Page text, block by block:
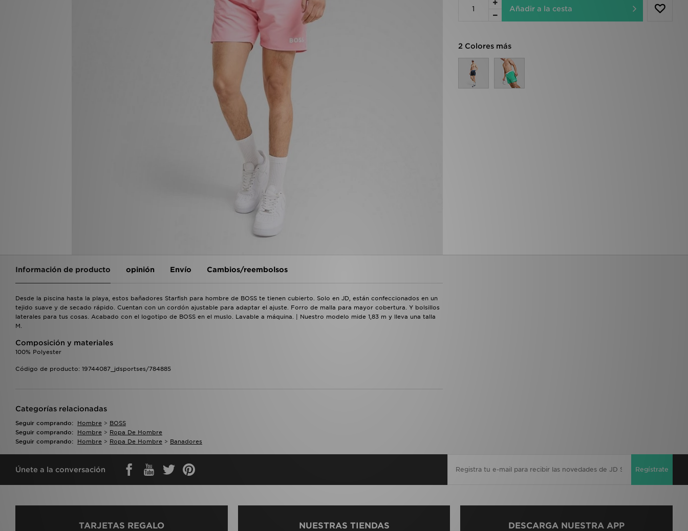
Añadir a la cesta
2 Colores más
Información de producto opinión Envío Cambios/reembolsos
Desde la piscina hasta la playa, estos bañadores Starfish para hombre de BOSS te tienen cubierto. Solo en JD, están confeccionados en un
tejido suave y de secado rápido. Cuentan con un cordón ajustable para adaptar el ajuste. Forro de malla para mayor cobertura. Y bolsillos
laterales para tus cosas. Acabado con el logotipo de BOSS en el muslo. Lavable a máquina. | Nuestro modelo mide 1,83 m y lleva una talla
M.
Composición y materiales
100% Polyester
Código de producto: 19744087_jdsportses/784885
Categorías relacionadas
Seguir comprando: Hombre > BOSS
Seguir comprando:
Hombre > Ropa De Hombre
Seguir comprando:
Hombre > Ropa De Hombre > Banadores
Únete a la conversación Regístrate
TARJETAS REGALO NUESTRAS TIENDAS DESCARGA NUESTRA APP